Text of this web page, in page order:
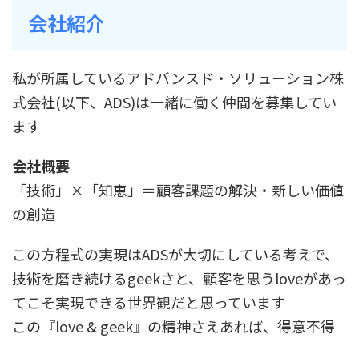
会社紹介
私が所属しているアドバンスド・ソリューション株
式会社(以下、ADS)は一緒に働く仲間を募集してい
ます
会社概要
「技術」×「知恵」＝顧客課題の解決・新しい価値
の創造
この方程式の実現はADSが大切にしている考えで、
技術を磨き続けるgeekさと、顧客を思うloveがあっ
てこそ実現できる世界観だと思っています
この『love & geek』の精神さえあれば、得意不得